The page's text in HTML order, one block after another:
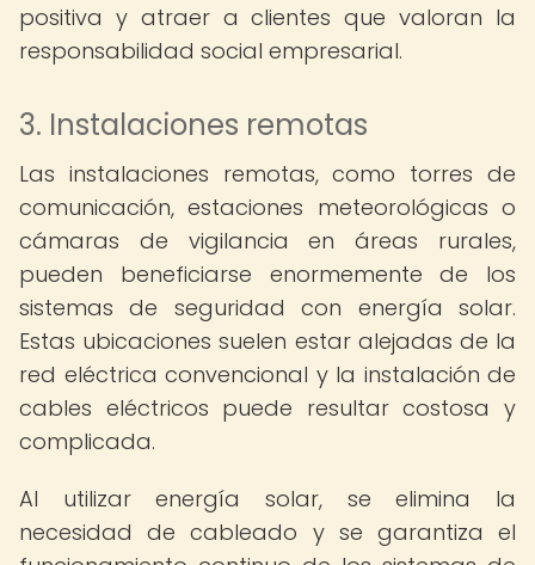
positiva y atraer a clientes que valoran la
responsabilidad social empresarial.
3. Instalaciones remotas
Las instalaciones remotas, como torres de
comunicación, estaciones meteorológicas o
cámaras de vigilancia en áreas rurales,
pueden beneficiarse enormemente de los
sistemas de seguridad con energía solar.
Estas ubicaciones suelen estar alejadas de la
red eléctrica convencional y la instalación de
cables eléctricos puede resultar costosa y
complicada.
Al utilizar energía solar, se elimina la
necesidad de cableado y se garantiza el